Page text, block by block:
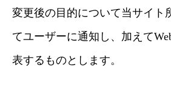
変更後の目的について当サイト
てユーザーに通知し、加えて
表するものとします。